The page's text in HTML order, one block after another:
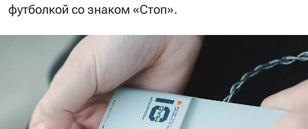
футболкой со знаком «Стоп».